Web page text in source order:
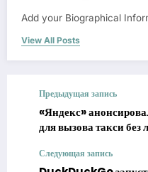
Add your Biographical
View All Posts
Предыдущая запись
«Яндекс»
для вызова такси
Следующая запись